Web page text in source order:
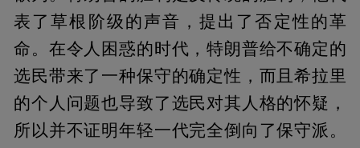
表了草根阶级的声音，提出了否定性的革
命。在令人困惑的时代，特朗普给不确定的
选民带来了一种保守的确定性，而且希拉里
的个人问题也导致了选民对其人格的怀疑，
所以并不证明年轻一代完全倒向了保守派。